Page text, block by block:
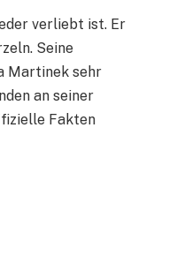
verliebt ist. Er
Seine
Martinek sehr
an seiner
Fakten